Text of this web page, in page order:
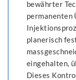
bewährter
permanenten
planerisch
eingehalten,
Dieses